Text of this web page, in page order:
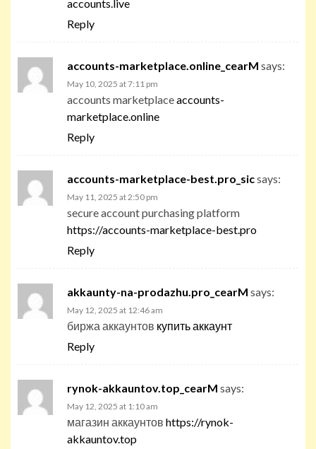
accounts.live
Reply
accounts-marketplace.online_cearM says:
May 10, 2025 at 7:11 pm
accounts marketplaceaccounts-
marketplace.online
Reply
accounts-marketplace-best.pro_sicsays:
May 11, 2025 at 2:50 pm
secure account purchasing platform
https://accounts-marketplace-best.pro
Reply
akkaunty-na-prodazhu.pro_cearM says:
May 12, 2025 at 12:46 am
биржа аккаунтов купить аккаунт
Reply
rynok-akkauntov.top_cearM says:
May 12, 2025 at 1:10 am
магазин аккаунтов https://rynok-
akkauntov.top